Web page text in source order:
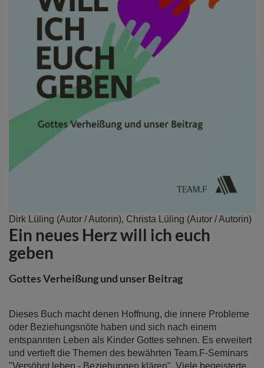
Dirk Lüling (Autor / Autorin), Christa Lüling (Autor / Autorin)
Ein neues Herz will ich euch
geben
Gottes Verheißung und unser Beitrag
Dieses Buch macht denen Hoffnung, die innere Probleme
oder Beziehungsnöte haben und sich nach einem
entspannten Leben als Kinder Gottes sehnen. Es erweitert
und vertieft die Themen des bewährten Team.F-Seminars
"Versöhnt leben - Beziehungen klären". Viele begeisterte
Zum
Anfang
der
Bildergalerie